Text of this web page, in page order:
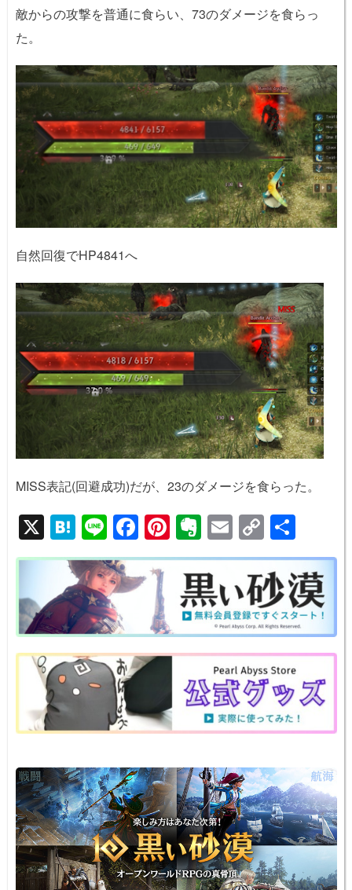
敵からの攻撃を普通に食らい、73のダメージを食らっ
た。
自然回復でHP4841へ
MISS表記(回避成功)だが、23のダメージを食らった。
X H
at
e
n
a
Li
n
e
F
a
c
b
o
o
k
Pi
nt
er
e
st
E
v
er
n
ot
e
E
m
ail
C
o
p
y
Li
n
k
有